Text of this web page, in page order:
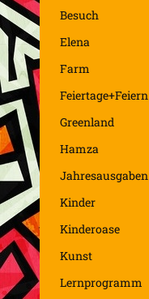
Besuch
Elena
Farm
Feiertage+Feiern
Greenland
Hamza
Jahresausgaben
Kinder
Kinderoase
Kunst
Lernprogramm